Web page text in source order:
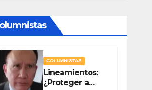
COLUMNISTAS
Lineamientos:
¿Proteger a